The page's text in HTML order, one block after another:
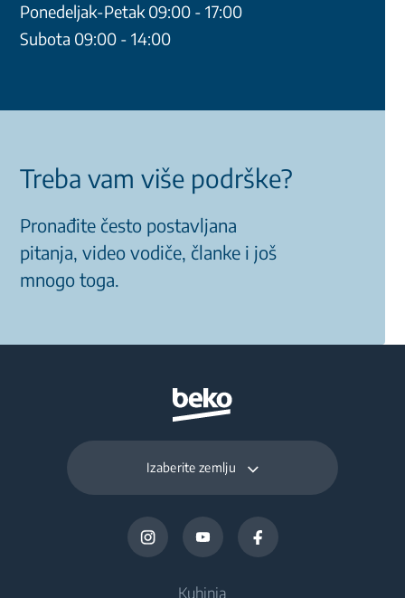
Ponedeljak-Petak 09:00 - 17:00
Subota 09:00 - 14:00
Treba vam više podrške?
Pronađite često postavljana
pitanja, video vodiče, članke i još
mnogo toga.
Izaberite zemlju
Kuhinja